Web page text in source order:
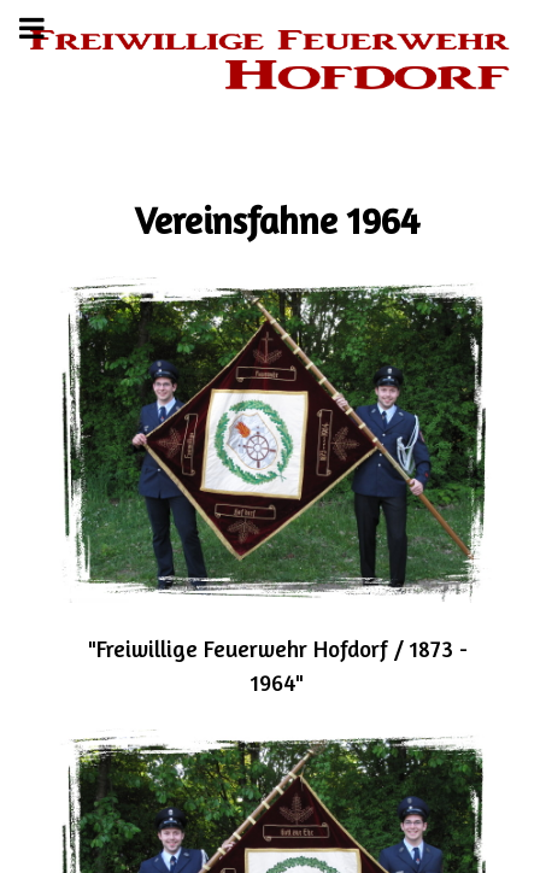
Vereinsfahne 1964
"Freiwillige Feuerwehr Hofdorf / 1873 -
1964"